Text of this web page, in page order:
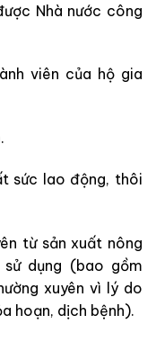
Nhà nước công
viên của hộ gia
sức lao động, thôi
từ sản xuất nông
dụng (bao gồm
xuyên vì lý do
hoạn, dịch bệnh).